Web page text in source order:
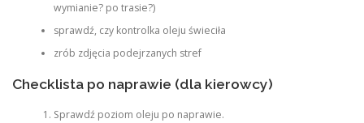
wymianie? po trasie?)
sprawdź, czy kontrolka oleju świeciła
zrób zdjęcia podejrzanych stref
Checklista po naprawie (dla kierowcy)
Sprawdź poziom oleju po naprawie.